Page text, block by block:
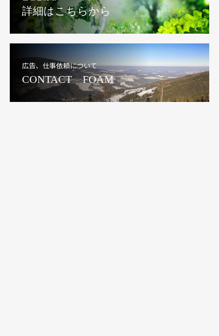
詳細はこちらから
広告、仕事依頼について
CONTACT FOAM